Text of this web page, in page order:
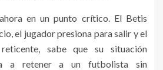
en un punto crítico. El Betis
el jugador presiona para salir y el
sabe que su situación
a retener a un futbolista sin